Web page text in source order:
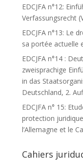
EDCJFA n°12:
Verfassungsrecht
EDCJFA n°13: Le
sa portée actuelle
EDCJFA n°14 :
zweisprachige
in das
Deutschland, 2.
EDCJFA n° 15:
protection
l’Allemagne et le
Cahiers